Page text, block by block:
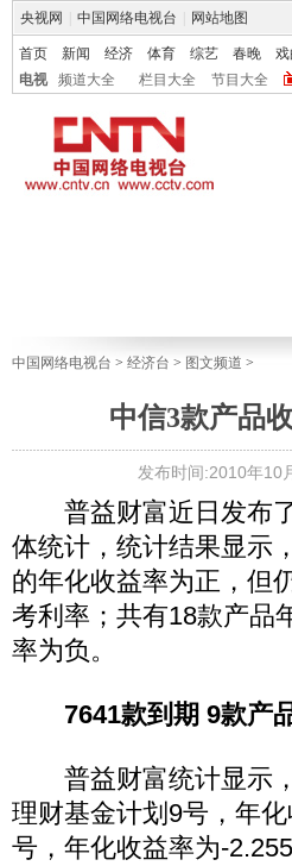
央视网 中国网络电视台 网站地图
首页 新闻 经济 体育 综艺 春晚 戏
电视
频道大全 栏目大全 节目大全
中国网络电视台 > 经济台 > 图文频道 >
中信3款产品
发布时间:2010年10
普益财富近日发布了
体统计，统计结果显示
的年化收益率为正，但
考利率；共有18款产品
率为负。
7641款到期 9款产
普益财富统计显示，
理财基金计划9号，年
号，年化收益率为-